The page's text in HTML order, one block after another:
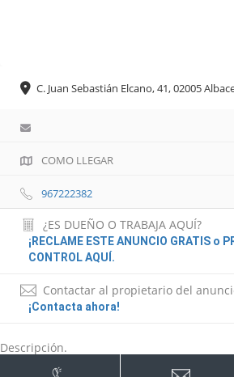
C. Juan Sebastián Elcano, 41, 02005
COMO LLEGAR
967222382
¿ES DUEÑO O TRABAJA AQUÍ?
¡RECLAME ESTE ANUNCIO GRATIS o
CONTROL AQUÍ.
Contactar al propietario del
¡Contacta ahora!
Descripción.